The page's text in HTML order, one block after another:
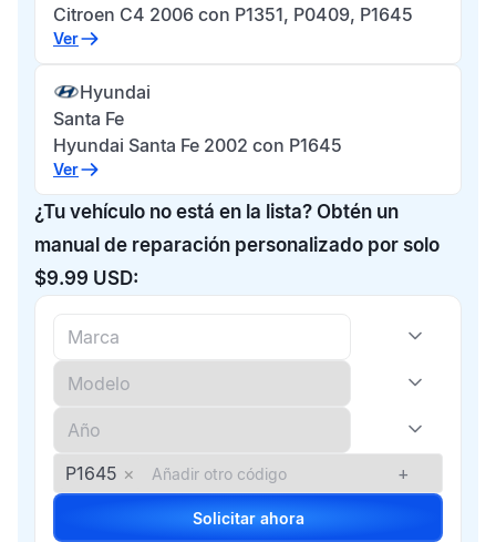
Citroen C4 2006 con P1351, P0409, P1645
Ver
Hyundai
Santa Fe
Hyundai Santa Fe 2002 con P1645
Ver
¿Tu vehículo no está en la lista? Obtén un
manual de reparación personalizado por solo
$9.99 USD:
P1645 × +
Solicitar ahora